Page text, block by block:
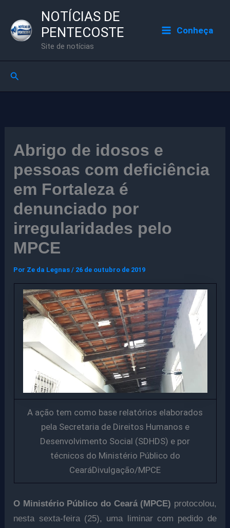
para
NOTÍCIAS DE
PENTECOSTE
Site de notícias
Conheça
Pesquisar
Abrigo de idosos e
pessoas com deficiência
em Fortaleza é
denunciado por
irregularidades pelo
MPCE
Por Ze da Legnas/ 26 de outubro de 2019
A ação tem como base relatórios elaborados
pela Secretaria de Direitos Humanos e
Desenvolvimento Social (SDHDS) e por
técnicos do Ministério Público do
CearáDivulgação/MPCE
O Ministério Público do Ceará (MPCE) protocolou,
nesta sexta-feira (25), uma liminar com pedido de